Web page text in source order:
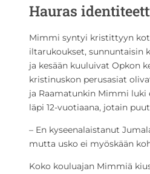
Hauras
Mimmi syntyi kristittyyn
iltarukoukset, sunnuntaisin
ja kesään kuuluivat Opkon
kristinuskon perusasiat
ja Raamatunkin Mimmi luki
läpi 12-vuotiaana, jotain
– En kyseenalaistanut
mutta usko ei myöskään
Koko kouluajan Mimmiä